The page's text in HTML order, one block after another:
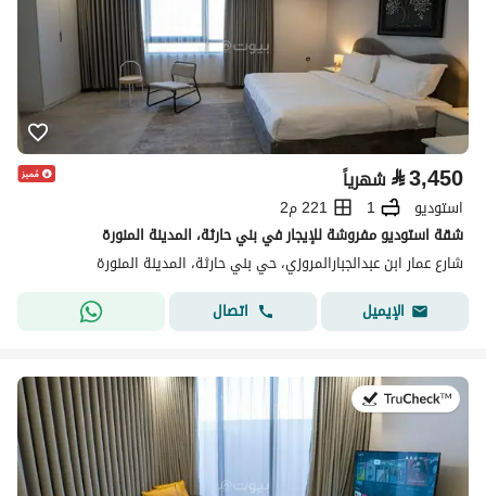
⃁3,450 شهرياً
استوديو 1
221 م2
شقة استوديو مفروشة للإيجار في بني حارثة، المدينة المنورة
شارع عمار ابن عبدالجبارالمروزي، حي بني حارثة، المدينة المنورة
الإيميل
اتصال
في:19 يوليو 2026